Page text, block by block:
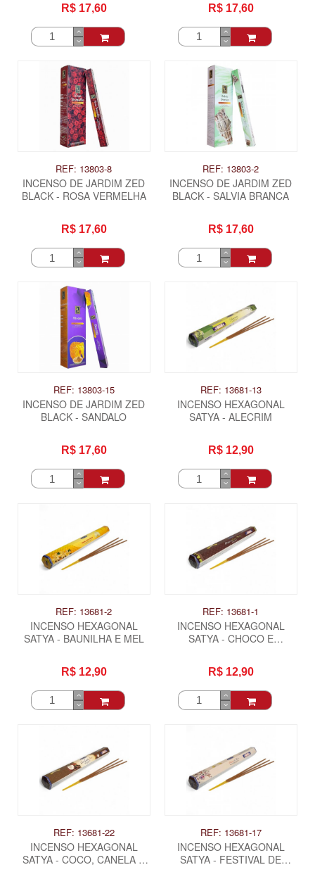
R$ 17,60 R$ 17,60
REF: 13803-8
INCENSO DE JARDIM ZED
BLACK - ROSA VERMELHA
R$ 17,60
REF: 13803-2
INCENSO DE JARDIM ZED
BLACK - SALVIA BRANCA
R$ 17,60
REF: 13803-15
INCENSO DE JARDIM ZED
BLACK - SANDALO
R$ 17,60
REF: 13681-13
INCENSO HEXAGONAL
SATYA - ALECRIM
R$ 12,90
REF: 13681-2
INCENSO HEXAGONAL
SATYA - BAUNILHA E MEL
R$ 12,90
REF: 13681-1
INCENSO HEXAGONAL
SATYA - CHOCO E
R$ 12,90
REF: 13681-22
INCENSO HEXAGONAL
SATYA - COCO, CANELA E
REF: 13681-17
INCENSO HEXAGONAL
SATYA - FESTIVAL DE